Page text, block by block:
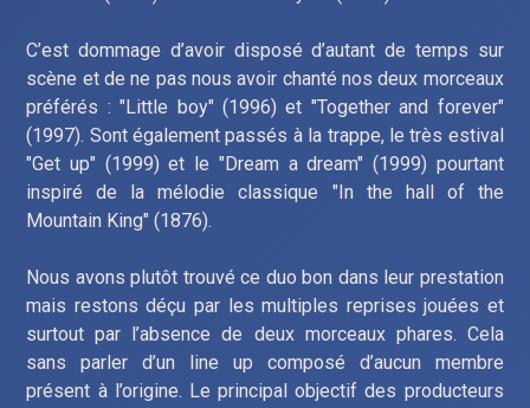
C’est dommage d’avoir disposé d’autant de temps sur
scène et de ne pas nous avoir chanté nos deux morceaux
préférés : "Little boy" (1996) et "Together and forever"
(1997). Sont également passés à la trappe, le très estival
"Get up" (1999) et le "Dream a dream" (1999) pourtant
inspiré de la mélodie classique "In the hall of the
Mountain King" (1876).
Nous avons plutôt trouvé ce duo bon dans leur prestation
mais restons déçu par les multiples reprises jouées et
surtout par l’absence de deux morceaux phares. Cela
sans parler d’un line up composé d’aucun membre
présent à l’origine. Le principal objectif des producteurs